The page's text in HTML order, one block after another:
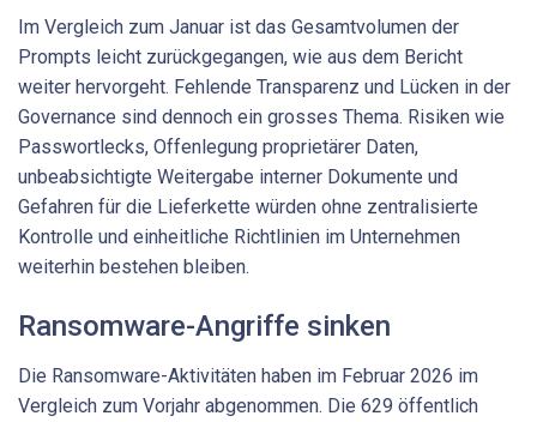
Im Vergleich zum Januar ist das Gesamtvolumen der
Prompts leicht zurückgegangen, wie aus dem Bericht
weiter hervorgeht. Fehlende Transparenz und Lücken in der
Governance sind dennoch ein grosses Thema. Risiken wie
Passwortlecks, Offenlegung proprietärer Daten,
unbeabsichtigte Weitergabe interner Dokumente und
Gefahren für die Lieferkette würden ohne zentralisierte
Kontrolle und einheitliche Richtlinien im Unternehmen
weiterhin bestehen bleiben.
Ransomware-Angriffe sinken
Die Ransomware-Aktivitäten haben im Februar 2026 im
Vergleich zum Vorjahr abgenommen. Die 629 öffentlich